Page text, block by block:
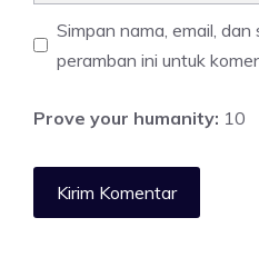
Simpan nama, email,
peramban ini untuk
Prove your humanity: 10